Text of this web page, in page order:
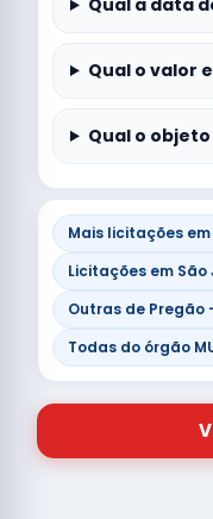
Qual a data
Qual o valor
Qual o
Mais licitações em
Licitações em São
Outras de Pregão
Todas do órgão